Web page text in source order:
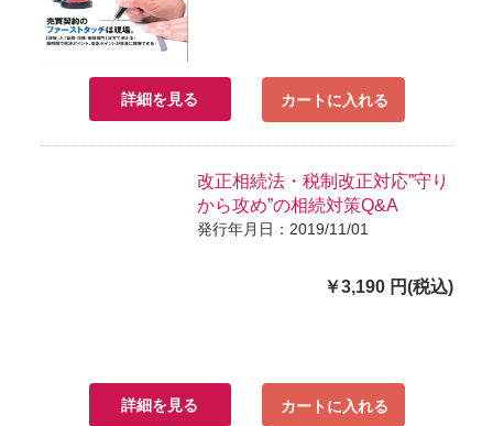
詳細を見る カートに入れる
改正相続法・税制改正対応”守り
から攻め”の相続対策Q&A
発行年月日：2019/11/01
￥3,190 円(税込)
詳細を見る カートに入れる